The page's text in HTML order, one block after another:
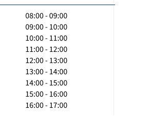
08:00 - 09:00
09:00 - 10:00
10:00 - 11:00
11:00 - 12:00
12:00 - 13:00
13:00 - 14:00
14:00 - 15:00
15:00 - 16:00
16:00 - 17:00